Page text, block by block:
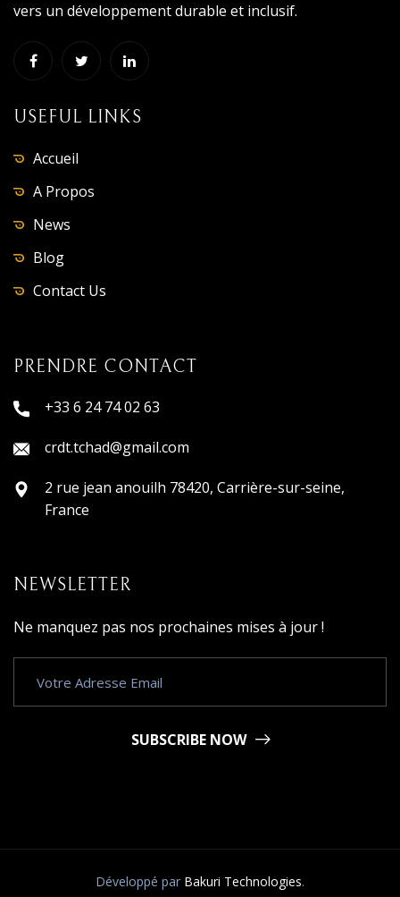
vers un développement durable et inclusif.
USEFUL LINKS
Accueil
A Propos
News
Blog
Contact Us
PRENDRE CONTACT
+33 6 24 74 02 63
crdt.tchad@gmail.com
2 rue jean anouilh 78420, Carrière-sur-seine,
France
NEWSLETTER
Ne manquez pas nos prochaines mises à jour !
SUBSCRIBE NOW
Développé par Bakuri Technologies.